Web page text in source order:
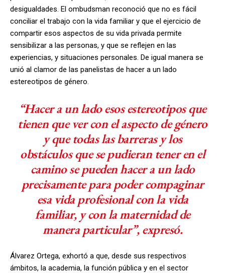
desigualdades. El ombudsman reconoció que no es fácil
conciliar el trabajo con la vida familiar y que el ejercicio de
compartir esos aspectos de su vida privada permite
sensibilizar a las personas, y que se reflejen en las
experiencias, y situaciones personales. De igual manera se
unió al clamor de las panelistas de hacer a un lado
estereotipos de género.
“Hacer a un lado esos estereotipos que
tienen que ver con el aspecto de género
y que todas las barreras y los
obstáculos que se pudieran tener en el
camino se pueden hacer a un lado
precisamente para poder compaginar
esa vida profesional con la vida
familiar, y con la maternidad de
manera particular”, expresó.
Álvarez Ortega, exhortó a que, desde sus respectivos
ámbitos, la academia, la función pública y en el sector